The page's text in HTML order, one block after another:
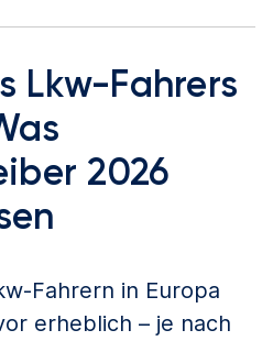
Lkw-Fahrers
2026
Fahrern in Europa
erheblich – je nach